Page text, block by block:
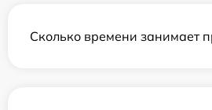
Сколько времени занимает